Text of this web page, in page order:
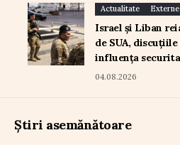
Actualitate Externe
Israel și Liban
de SUA,
influența
04.08.2026
Știri asemănătoare